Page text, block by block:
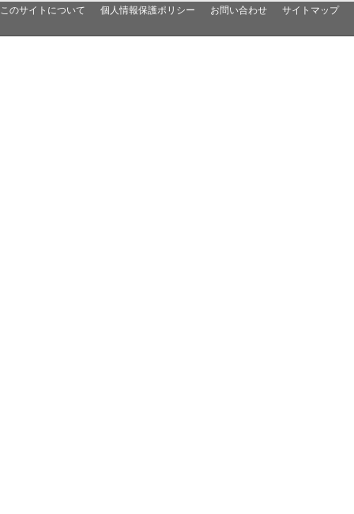
このサイトについて 個人情報保護ポリシー お問い合わせ サイトマップ